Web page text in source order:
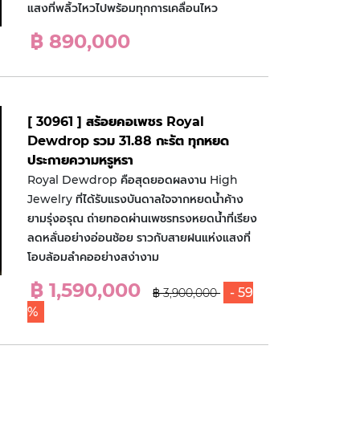
แสงที่พลิ้วไหวไปพร้อมทุกการเคลื่อนไหว
฿ 890,000
[ 30961 ] สร้อยคอเพชร Royal
Dewdrop รวม 31.88 กะรัต ทุกหยด
ประกายความหรูหรา
Royal Dewdrop คือสุดยอดผลงาน High
Jewelry ที่ได้รับแรงบันดาลใจจากหยดน้ำค้าง
ยามรุ่งอรุณ ถ่ายทอดผ่านเพชรทรงหยดน้ำที่เรียง
ลดหลั่นอย่างอ่อนช้อย ราวกับสายฝนแห่งแสงที่
โอบล้อมลำคออย่างสง่างาม
฿ 1,590,000 ฿ 3,900,000
- 59
%